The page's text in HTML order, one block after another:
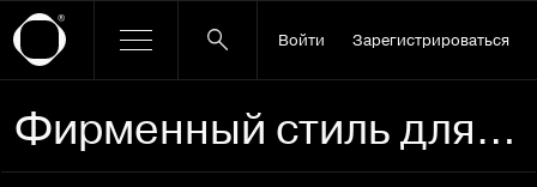
Войти Зарегистрироваться
Фирменный стиль для детского модельного агентства